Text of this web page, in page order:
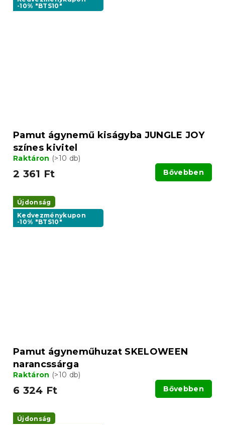
-10% "BTS10"
Pamut ágynemű kiságyba JUNGLE JOY
színes kivitel
Raktáron (>10 db)
2 361 Ft Bővebben
Újdonság
Kedvezménykupon
-10% "BTS10"
Pamut ágyneműhuzat SKELOWEEN
narancssárga
Raktáron (>10 db)
6 324 Ft Bővebben
Újdonság